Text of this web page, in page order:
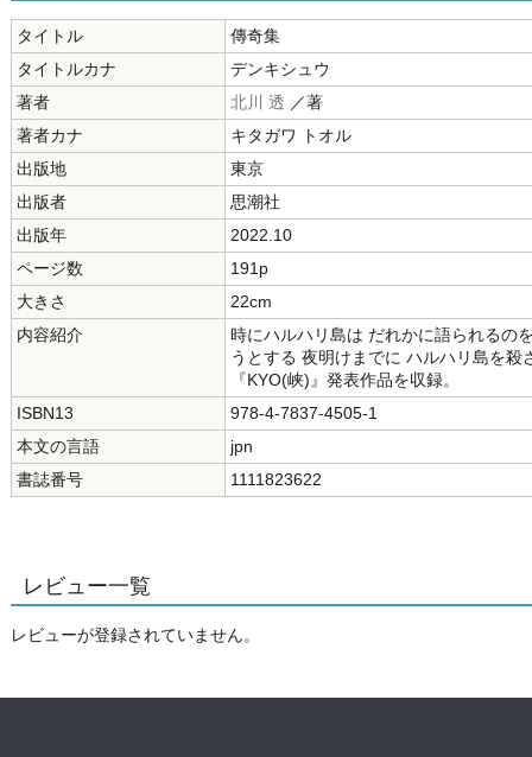
タイトル
傳奇集
タイトルカナ
デンキシュウ
著者
北川 透 ／著
著者カナ
キタガワ トオル
出版地
東京
出版者
思潮社
出版年
2022.10
ページ数
191p
大きさ
22cm
内容紹介
時にハルハリ島は だれかに語られるの
うとする 夜明けまでに ハルハリ島を
『KYO(峡)』発表作品を収録。
ISBN13
978-4-7837-4505-1
本文の言語
jpn
書誌番号
1111823622
レビュー一覧
レビューが登録されていません。